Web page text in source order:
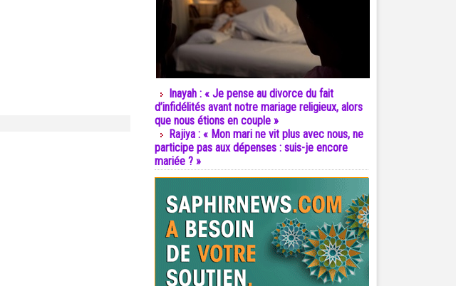
Inayah : « Je pense au divorce du fait
d’infidélités avant notre mariage religieux, alors
que nous étions en couple »
Rajiya : « Mon mari ne vit plus avec nous, ne
participe pas aux dépenses : suis-je encore
mariée ? »